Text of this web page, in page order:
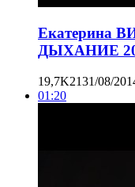
Екатерина
ДЫХАНИЕ
19,7K2131/08/
01:20